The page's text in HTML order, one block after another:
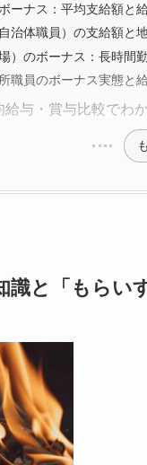
ーナス：平均支給額と
治体職員）の支給額と
）のボーナス：長時間
職員のボーナス実態と
給与・賞与比較でわ
識と「もらい